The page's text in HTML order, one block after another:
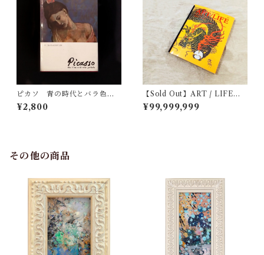
ピカソ 青の時代とバラ色の
時代
¥2,800
【Sold Out】ART / LIFE V
ol.8, No.7 August
¥99,999,999
その他の商品